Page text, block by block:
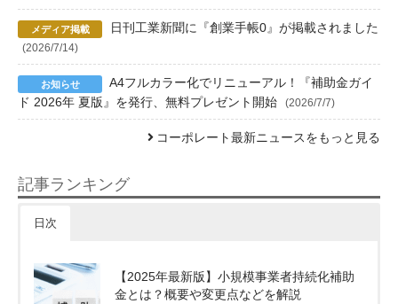
日刊工業新聞に『創業手帳0』が掲載されました
(2026/7/14)
A4フルカラー化でリニューアル！『補助金ガイ
ド 2026年 夏版』を発行、無料プレゼント開始
(2026/7/7)
コーポレート最新ニュースをもっと見る
記事ランキング
日次
【2025年最新版】小規模事業者持続化補助
金とは？概要や変更点などを解説